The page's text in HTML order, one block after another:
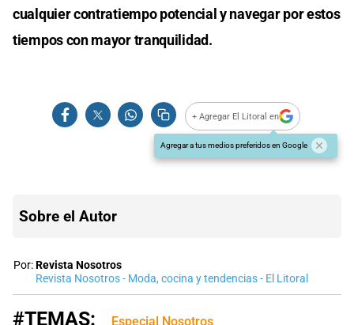
cualquier contratiempo potencial y navegar por estos
tiempos con mayor tranquilidad.
+ Agregar El Litoral en
Agregar a tus medios preferidos en Google
Sobre el Autor
Por:Revista Nosotros
Revista Nosotros - Moda, cocina y tendencias - El Litoral
#TEMAS: Especial Nosotros